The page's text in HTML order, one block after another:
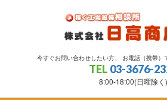
今すぐお問い合わせしたい方、 お電話（携帯）
TEL 03-3676-
8:00-18:00(日曜除く)